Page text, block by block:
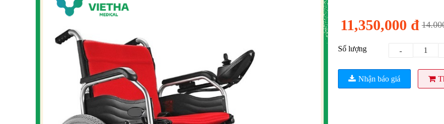
11,350,000 đ
Số lượng -
Nhận báo giá